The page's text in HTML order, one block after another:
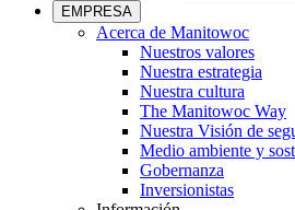
EMPRESA
Acerca de Manitowoc
Nuestros valores
Nuestra estrategia
Nuestra cultura
The Manitowoc Way
Nuestra Visión de
Medio ambiente y
Gobernanza
Inversionistas